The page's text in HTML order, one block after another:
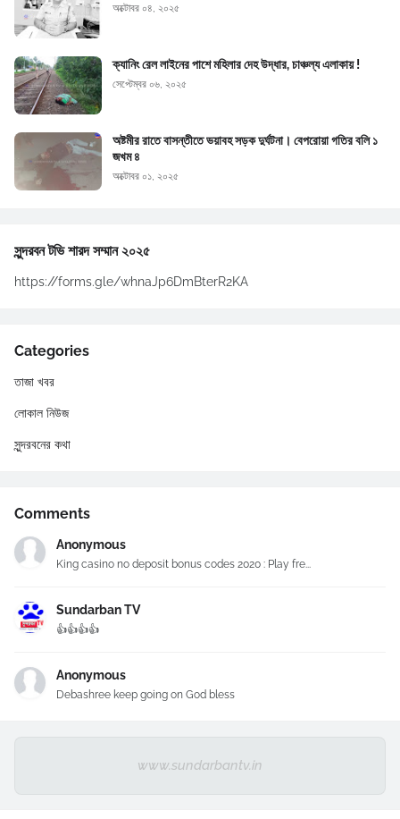
অক্টোবর ০৪, ২০২৫
ক্যানিং রেল লাইনের পাশে মহিলার দেহ উদ্ধার, চাঞ্চল্য এলাকায় !
সেপ্টেম্বর ০৬, ২০২৫
অষ্টমীর রাতে বাসন্তীতে ভয়াবহ সড়ক দুর্ঘটনা। বেপরোয়া গতির বলি ১
জখম ৪
অক্টোবর ০১, ২০২৫
সুন্দরবন টভি শারদ সম্মান ২০২৫
https://forms.gle/whnaJp6DmBterR2KA
Categories
তাজা খবর
লোকাল নিউজ
সুন্দরবনের কথা
Comments
Anonymous
King casino no deposit bonus codes 2020 : Play fre...
Sundarban TV
👍👍👍👍
Anonymous
Debashree keep going on God bless
www.sundarbantv.in